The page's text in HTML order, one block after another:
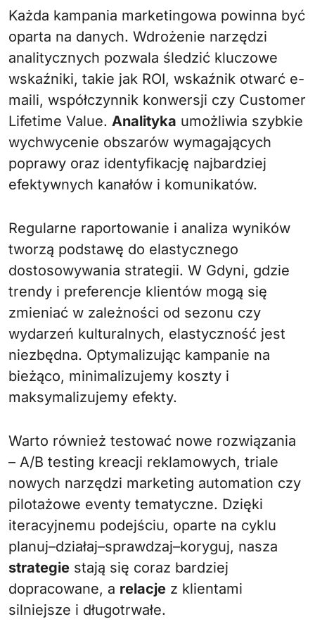
Każda kampania marketingowa powinna być
oparta na danych. Wdrożenie narzędzi
analitycznych pozwala śledzić kluczowe
wskaźniki, takie jak ROI, wskaźnik otwarć e-
maili, współczynnik konwersji czy Customer
Lifetime Value. Analityka umożliwia szybkie
wychwycenie obszarów wymagających
poprawy oraz identyfikację najbardziej
efektywnych kanałów i komunikatów.
Regularne raportowanie i analiza wyników
tworzą podstawę do elastycznego
dostosowywania strategii. W Gdyni, gdzie
trendy i preferencje klientów mogą się
zmieniać w zależności od sezonu czy
wydarzeń kulturalnych, elastyczność jest
niezbędna. Optymalizując kampanie na
bieżąco, minimalizujemy koszty i
maksymalizujemy efekty.
Warto również testować nowe rozwiązania
– A/B testing kreacji reklamowych, triale
nowych narzędzi marketing automation czy
pilotażowe eventy tematyczne. Dzięki
iteracyjnemu podejściu, oparte na cyklu
planuj–działaj–sprawdzaj–koryguj, nasza
strategie stają się coraz bardziej
dopracowane, a relacje z klientami
silniejsze i długotrwałe.